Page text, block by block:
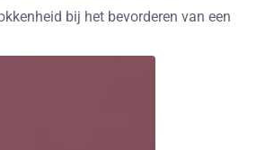
bij het bevorderen van een